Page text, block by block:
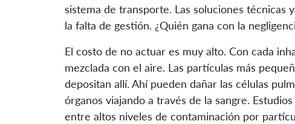
sistema de transporte. Las soluciones técnicas
la falta de gestión. ¿Quién gana con la
El costo de no actuar es muy alto. Con cada
mezclada con el aire. Las partículas más
depositan allí. Ahí pueden dañar las células
órganos viajando a través de la sangre.
entre altos niveles de contaminación por